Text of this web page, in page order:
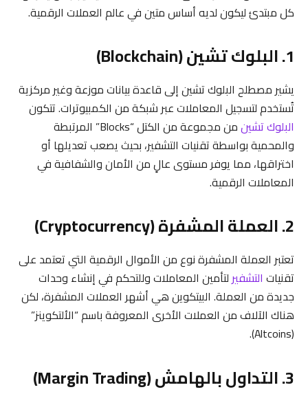
كل مبتدئ ليكون لديه أساس متين في عالم العملات الرقمية.
1. البلوك تشين (Blockchain)
يشير مصطلح البلوك تشين إلى قاعدة بيانات موزعة وغير مركزية
تُستخدم لتسجيل المعاملات عبر شبكة من الكمبيوترات. تتكون
البلوك تشين
من مجموعة من الكتل “Blocks” المرتبطة
والمحمية بواسطة تقنيات التشفير، بحيث يصعب تعديلها أو
اختراقها، مما يوفر مستوى عالٍ من الأمان والشفافية في
المعاملات الرقمية.
2. العملة المشفرة (Cryptocurrency)
تعتبر العملة المشفرة نوع من الأموال الرقمية التي تعتمد على
تقنيات التشفيرلتأمين المعاملات وللتحكم في إنشاء وحدات
جديدة من العملة. البيتكوين هي أشهر العملات المشفرة، لكن
هناك الآلاف من العملات الأخرى المعروفة باسم “الألتكوينز”
(Altcoins).
3. التداول بالهامش (Margin Trading)